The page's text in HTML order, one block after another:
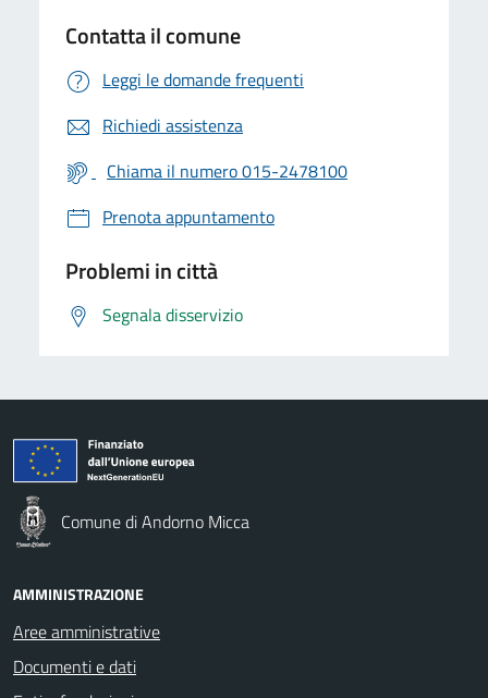
Contatta il comune
Leggi le domande frequenti
Richiedi assistenza
Chiama il numero 015-2478100
Prenota appuntamento
Problemi in città
Segnala disservizio
Comune di Andorno Micca
AMMINISTRAZIONE
Aree amministrative
Documenti e dati